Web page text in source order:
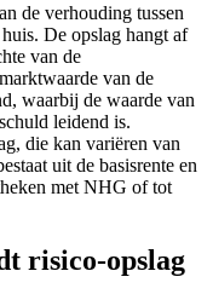
de verhouding tussen
De opslag hangt af
van de
van de
waarbij de waarde van
leidend is.
die kan variëren van
uit de basisrente en
met NHG of tot
risico-opslag